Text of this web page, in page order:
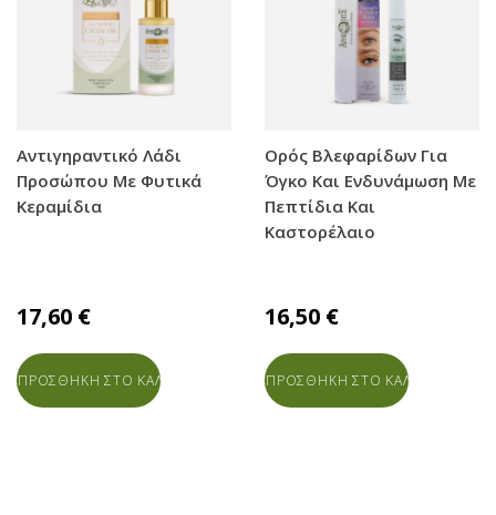
Αντιγηραντικό Λάδι
Προσώπου Με Φυτικά
Κεραμίδια
17,60 €
ΠΡΟΣΘΗΚΗ ΣΤΟ ΚΑΛΑΘΙ
Ορός Βλεφαρίδων Για
Όγκο Και Ενδυνάμωση Με
Πεπτίδια Και
Καστορέλαιο
16,50 €
ΠΡΟΣΘΗΚΗ ΣΤΟ ΚΑΛΑΘΙ